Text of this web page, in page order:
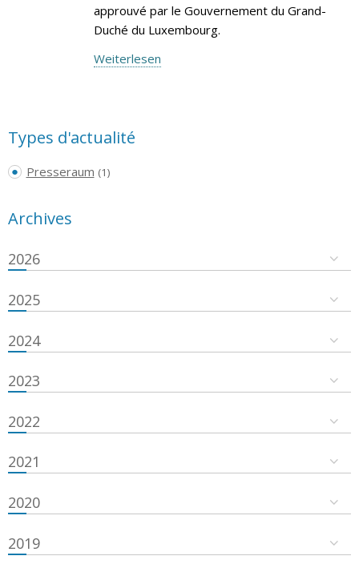
approuvé par le Gouvernement du Grand-
Duché du Luxembourg.
Weiterlesen
Types d'actualité
Presseraum (1)
Archives
2026
2025
2024
2023
2022
2021
2020
2019